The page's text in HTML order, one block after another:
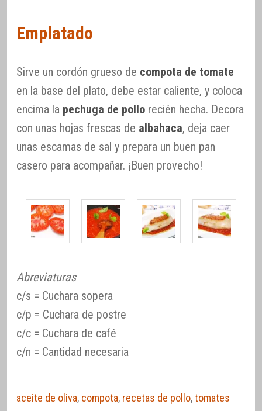
Emplatado
Sirve un cordón grueso de compota de tomate
en la base del plato, debe estar caliente, y coloca
encima la pechuga de pollo recién hecha. Decora
con unas hojas frescas de albahaca, deja caer
unas escamas de sal y prepara un buen pan
casero para acompañar. ¡Buen provecho!
Abreviaturas
c/s = Cuchara sopera
c/p = Cuchara de postre
c/c = Cuchara de café
c/n = Cantidad necesaria
aceite de oliva, compota, recetas de pollo,tomates